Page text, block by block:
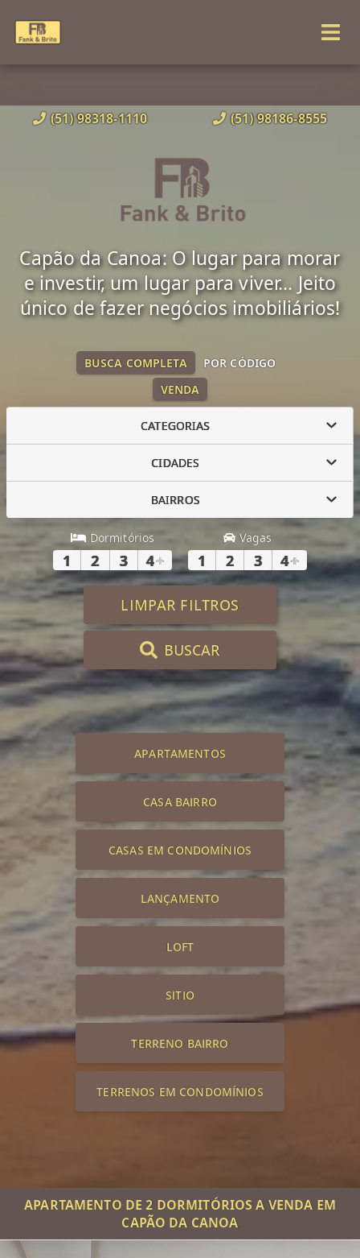
(51) 98318-1110 (51) 98186-8555
Capão da Canoa: O lugar para morar
e investir, um lugar para viver... Jeito
único de fazer negócios imobiliários!
VENDA
BUSCA COMPLETA POR CÓDIGO
CATEGORIAS
CIDADES
BAIRROS
Dormitórios
1 2 3 4+
Vagas
1 2 3 4+
LIMPAR FILTROS
BUSCAR
APARTAMENTOS
CASA BAIRRO
CASAS EM CONDOMÍNIOS
LANÇAMENTO
LOFT
SITIO
TERRENO BAIRRO
TERRENOS EM CONDOMÍNIOS
APARTAMENTO DE 2 DORMITÓRIOS A VENDA EM
CAPÃO DA CANOA